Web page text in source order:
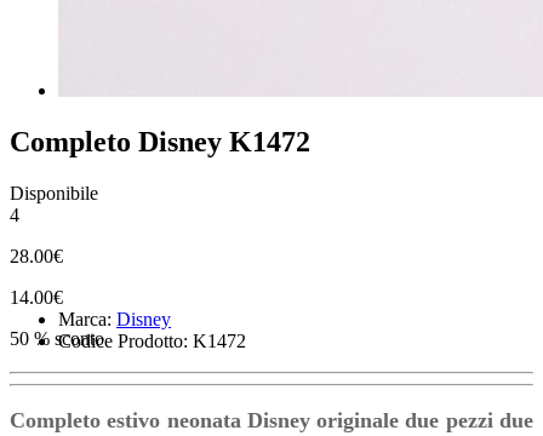
Completo Disney K1472
Disponibile
4
28.00€
14.00€
50 % sconto
Marca: Disney
Codice Prodotto: K1472
Completo estivo neonata Disney originale due pezzi due